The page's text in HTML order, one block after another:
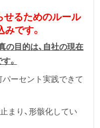
せるためのルール
みです。
の目的は、自社の現在
。
パーセント実践できて
まり、形骸化してい